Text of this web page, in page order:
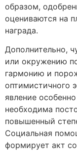
образом,
оцениваются на
награда.
Дополнительно,
или окружению
гармонию и
оптимистичного
явление
необходима
повышенный
Социальная
формирует акт